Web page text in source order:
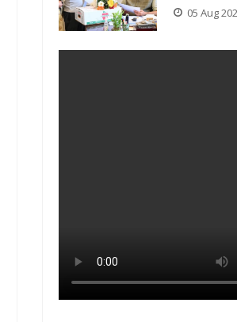
05 Aug